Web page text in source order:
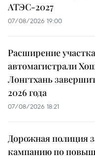
АТЭС-2027
07/08/2026 19:00
Расширение
автомагистрали
Лонгтхань
2026 года
07/08/2026 18:21
Дорожная полиция
кампанию по